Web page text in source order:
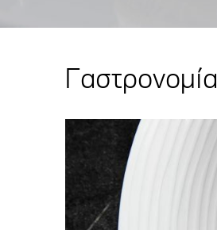
Γαστρονομία